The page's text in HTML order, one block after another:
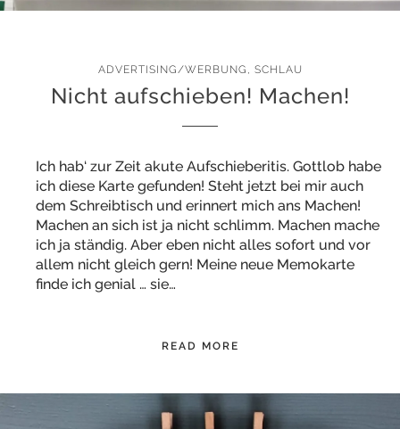
ADVERTISING/WERBUNG , SCHLAU
Nicht aufschieben! Machen!
Ich hab‘ zur Zeit akute Aufschieberitis. Gottlob habe
ich diese Karte gefunden! Steht jetzt bei mir auch
dem Schreibtisch und erinnert mich ans Machen!
Machen an sich ist ja nicht schlimm. Machen mache
ich ja ständig. Aber eben nicht alles sofort und vor
allem nicht gleich gern! Meine neue Memokarte
finde ich genial … sie…
READ MORE